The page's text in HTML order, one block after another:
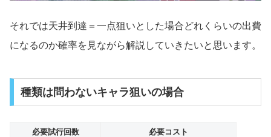
それでは天井到達＝一点狙いとした場合どれくらいの出費
になるのか確率を見ながら解説していきたいと思います。
種類は問わないキャラ狙いの場合
必要試行回数 必要コスト